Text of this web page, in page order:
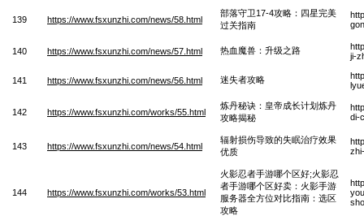
139 https://www.fsxunzhi.com/news/58.html
部落守卫17-4攻略：四星完美
过关指南
140 https://www.fsxunzhi.com/news/57.html 热血魔兽：升级之路
ji-
141 https://www.fsxunzhi.com/news/56.html 迷失者攻略
142 https://www.fsxunzhi.com/works/55.html
炼丹秘诀：皇帝成长计划炼丹
攻略揭秘
di-
143 https://www.fsxunzhi.com/news/54.html
辐射损伤导致的失眠治疗效果
优质
144 https://www.fsxunzhi.com/works/53.html
火影忍者手游哪个区好;火影忍
者手游哪个区好卖：火影手游
服务器全方位对比指南：选区
攻略